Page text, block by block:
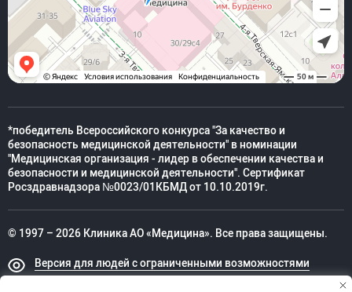
*победитель Всероссийского конкурса "За качество и
безопасность медицинской деятельности" в номинации
"Медицинская организация - лидер в обеспечении качества и
безопасности и медицинской деятельности". Сертификат
Росздравнадзора №0023/01КБМД от 10.10.2019г.
© 1997 – 2026 Клиника АО «Медицина». Все права защищены.
Версия для людей с ограниченными возможностями